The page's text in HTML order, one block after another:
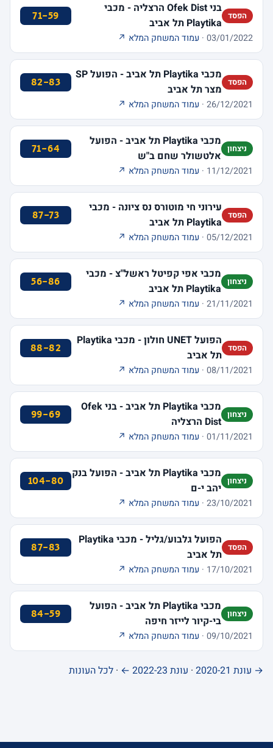
הפסד
בני Ofek Dist הרצליה - מכבי
Playtika תל אביב
71-59
03/01/2022 · עמוד המשחק המלא ↗
הפסד
מכבי Playtika תל אביב - הפועל SP
מצר תל אביב
82-83
26/12/2021 · עמוד המשחק המלא ↗
ניצחון
מכבי Playtika תל אביב - הפועל
אלטשולר שחם ב"ש
71-64
11/12/2021 · עמוד המשחק המלא ↗
הפסד
עירוני חי מוטורס נס ציונה - מכבי
Playtika תל אביב
87-73
05/12/2021 · עמוד המשחק המלא ↗
ניצחון
מכבי אפי קפיטל ראשל"צ - מכבי
Playtika תל אביב
56-86
21/11/2021 · עמוד המשחק המלא ↗
הפסד
הפועל UNET חולון - מכבי Playtika
תל אביב
88-82
08/11/2021 · עמוד המשחק המלא ↗
ניצחון
מכבי Playtika תל אביב - בני Ofek
Dist הרצליה
99-69
01/11/2021 · עמוד המשחק המלא ↗
ניצחון
מכבי Playtika תל אביב - הפועל בנק
יהב י-ם
104-80
23/10/2021 · עמוד המשחק המלא ↗
הפסד
הפועל גלבוע/גליל - מכבי Playtika
תל אביב
87-83
17/10/2021 · עמוד המשחק המלא ↗
ניצחון
מכבי Playtika תל אביב - הפועל
בי-קיור לייזר חיפה
84-59
09/10/2021 · עמוד המשחק המלא ↗
→ עונת 2020-21 · עונת 2022-23 ← · לכל העונות